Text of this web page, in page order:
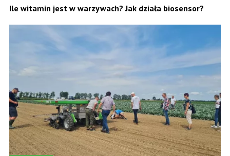
Ile witamin jest w warzywach? Jak działa biosensor?